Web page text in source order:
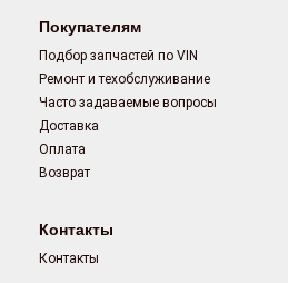
Покупателям
Подбор запчастей по VIN
Ремонт и техобслуживание
Часто задаваемые вопросы
Доставка
Оплата
Возврат
Контакты
Контакты